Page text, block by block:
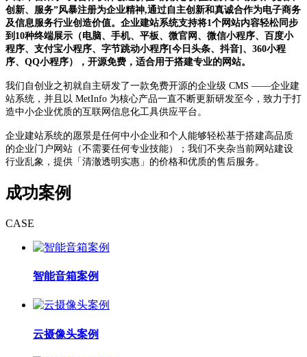
创新、服务”风暴注册为企业精神,通过自主创新和真诚合作为电子商务
及信息服务行业创造价值。企业建站系统支持将1个网站内容轻松同步
到10种终端展示（电脑、手机、平板、微官网、微信小程序、百度小
程序、支付宝小程序、字节跳动小程序[今日头条、抖音]、360小程
序、QQ小程序），开源免费，适合用于搭建专业的网站。
我们自创业之初就自主研发了一款免费开源的企业级 CMS ——企业建
站系统，并且以 MetInfo 为核心产品一直不断更新研发至今，致力于打
造中小企业优质的互联网信息化工具供应平台。
企业建站系统的愿景是任何中小企业和个人能够轻松基于搭建高品质
的企业门户网站（不需要任何专业技能）；我们不夹杂当前网站建设
行业乱象，提供「清澈透明实惠」的价格和优质的售后服务。
成功案例
CASE
智能音箱案例
云摄像头案例